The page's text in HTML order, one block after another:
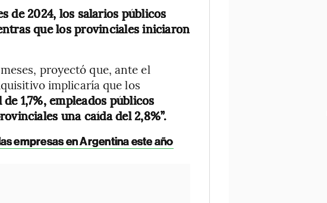
de 2024, los salarios públicos
que los provinciales iniciaron
proyectó que, ante el
implicaría que los
1,7%, empleados públicos
una caída del 2,8%”.
empresas en Argentina este año